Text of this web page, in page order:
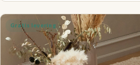
Gratis levering